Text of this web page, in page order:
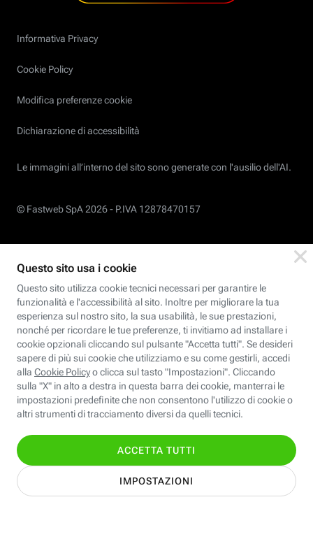
Informativa Privacy
Cookie Policy
Modifica preferenze cookie
Dichiarazione di accessibilità
Le immagini all’interno del sito sono generate con l'ausilio dell'AI.
© Fastweb SpA 2026 - P.IVA 12878470157